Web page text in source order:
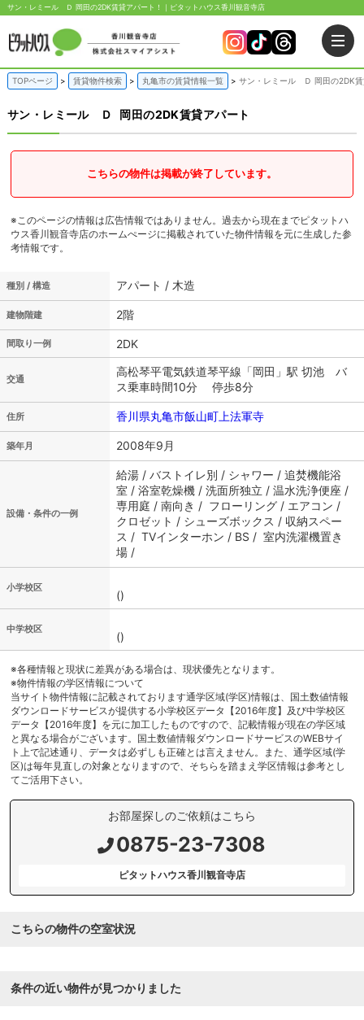
サン・レミール Ｄ 岡田の2DK賃貸アパート！｜ピタットハウス香川観音寺店
TOPページ 賃貸物件検索 丸亀市の賃貸情報一覧 サン・レミール Ｄ 岡田の2DK賃
サン・レミール Ｄ 岡田の2DK賃貸アパート
こちらの物件は掲載が終了しています。
※このページの情報は広告情報ではありません。過去から現在までピタットハ
ウス香川観音寺店のホームぺージに掲載されていた物件情報を元に生成した参
考情報です。
種別 / 構造 アパート / 木造
建物階建 2階
間取り一例 2DK
交通
高松琴平電気鉄道琴平線「岡田」駅 切池 バ
ス乗車時間10分 停歩8分
住所 香川県丸亀市飯山町上法軍寺
築年月 2008年9月
設備・条件の一例
給湯 / バストイレ別 / シャワー / 追焚機能浴
室 / 浴室乾燥機 / 洗面所独立 / 温水洗浄便座 /
専用庭 / 南向き / フローリング / エアコン /
クロゼット / シューズボックス / 収納スペー
ス / TVインターホン / BS / 室内洗濯機置き
場 /
小学校区
()
中学校区
()
※各種情報と現状に差異がある場合は、現状優先となります。
※物件情報の学区情報について
当サイト物件情報に記載されております通学区域(学区)情報は、国土数値情報
ダウンロードサービスが提供する小学校区データ【2016年度】及び中学校区
データ【2016年度】を元に加工したものですので、記載情報が現在の学区域
と異なる場合がございます。国土数値情報ダウンロードサービスのWEBサイ
ト上で記述通り、データは必ずしも正確とは言えません。また、通学区域(学
区)は毎年見直しの対象となりますので、そちらを踏まえ学区情報は参考とし
てご活用下さい。
お部屋探しのご依頼はこちら
0875-23-7308
ピタットハウス香川観音寺店
こちらの物件の空室状況
条件の近い物件が見つかりました